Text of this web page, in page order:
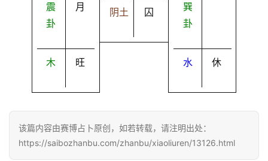
震
卦
月
木 旺
阴土 囚
巽
卦
水 休
该篇内容由赛博占卜原创，如若转载，请注明出处：
https://saibozhanbu.com/zhanbu/xiaoliuren/13126.html